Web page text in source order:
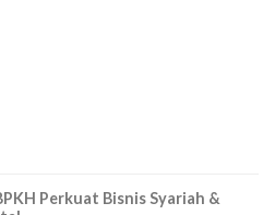
Perkuat Bisnis Syariah &